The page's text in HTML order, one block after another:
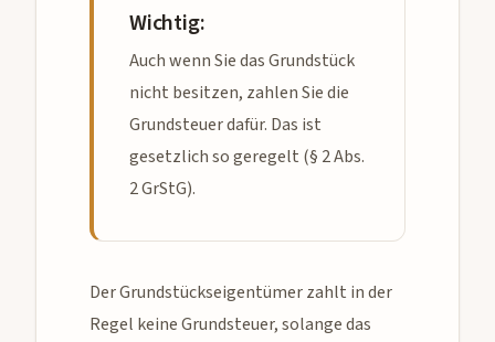
Wichtig:
Auch wenn Sie das Grundstück
nicht besitzen, zahlen Sie die
Grundsteuer dafür. Das ist
gesetzlich so geregelt (§ 2 Abs.
2 GrStG).
Der Grundstückseigentümer zahlt in der
Regel keine Grundsteuer, solange das